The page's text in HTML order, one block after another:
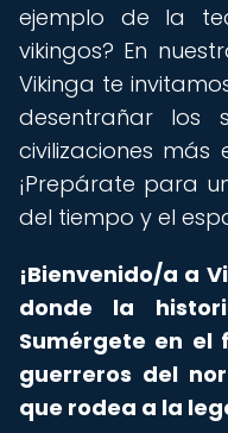
ejemplo de la
vikingos? En
Vikinga te
desentrañar los
civilizaciones más
¡Prepárate para
del tiempo y el
¡Bienvenido/a a
donde la
Sumérgete en el
guerreros del
que rodea a la